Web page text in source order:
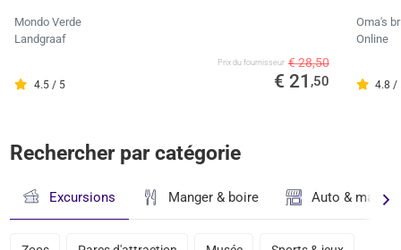
Mondo Verde
Landgraaf
4.5 / 5
Prix ​​du fournisseur € 28,50
€ 21 ,50
Oma's
Online
4.8 /
Rechercher par catégorie
Excursions Manger & boire Auto &